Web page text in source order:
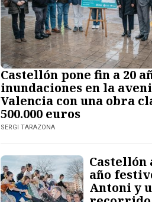
Castellón pone fin a 20
inundaciones en la
Valencia con una obra
500.000 euros
SERGI TARAZONA
Castellón
año
Antoni y